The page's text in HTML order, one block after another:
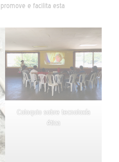
e facilita esta
Coloquio sobre tecnoloxía
ética